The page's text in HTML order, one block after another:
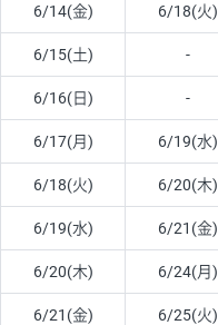
6/14(金) 6/18(火)
6/15(土) -
6/16(日) -
6/17(月) 6/19(水)
6/18(火) 6/20(木)
6/19(水) 6/21(金)
6/20(木) 6/24(月)
6/21(金) 6/25(火)